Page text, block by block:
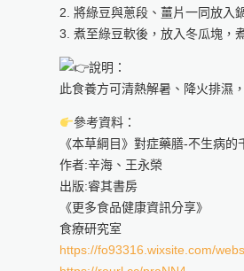
2. 將綠豆與蔥段、薑片一同放入
3. 煮至綠豆軟後，放入冬瓜塊，
說明：
此食養方可清熱解暑、降火排濕
參考資料：
《本草綱目》對症藥膳-不生病的
作者:辛海、王永榮
出版:睿其書房
《更多食品健康資訊分享》
食療研究室
https://fo93316.wixsite.com/